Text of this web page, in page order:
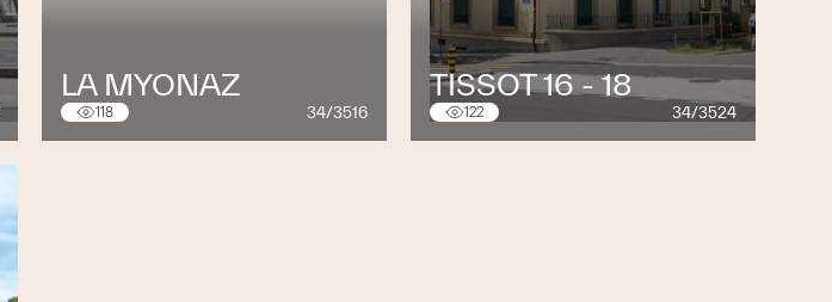
LA MYONAZ
118 34/3516
TISSOT 16 - 18
122 34/3524